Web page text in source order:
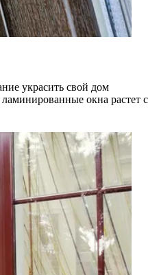
украсить свой дом
окна растет с